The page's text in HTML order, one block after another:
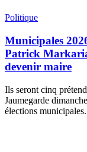
Politique
Municipales
Patrick
devenir maire
Ils seront cinq
Jaumegarde
élections